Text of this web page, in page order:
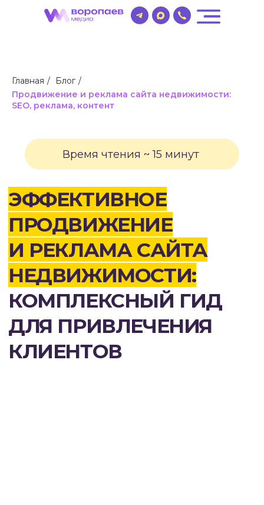
Главная / Блог /
Продвижение и реклама сайта недвижимости:
SEO, реклама, контент
Время чтения ~ 15 минут
ЭФФЕКТИВНОЕ
ПРОДВИЖЕНИЕ
НЕДВИЖИМОСТИ:
КОМПЛЕКСНЫЙ ГИД
ДЛЯ ПРИВЛЕЧЕНИЯ
КЛИЕНТОВ